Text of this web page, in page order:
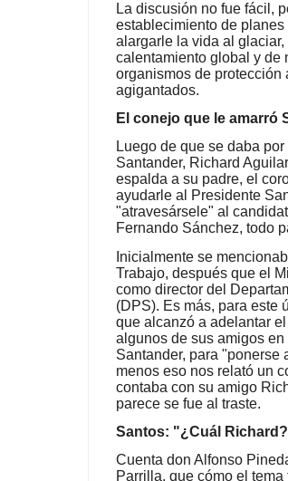
La discusión no fue fácil,
establecimiento de
alargarle la vida al
calentamiento global y de
organismos de protección
agigantados.
El conejo que le amarró
Luego de que se daba
Santander, Richard
espalda a su padre, el
ayudarle al Presidente
"atravesársele" al
Fernando Sánchez, todo
Inicialmente se
Trabajo, después que el
como director del
(DPS). Es más, para este
que alcanzó a adelantar
algunos de sus amigos
Santander, para "ponerse
menos eso nos relató un
contaba con su amigo
parece se fue al traste.
Santos: "¿Cuál
Cuenta don Alfonso
Parrilla, que cómo el